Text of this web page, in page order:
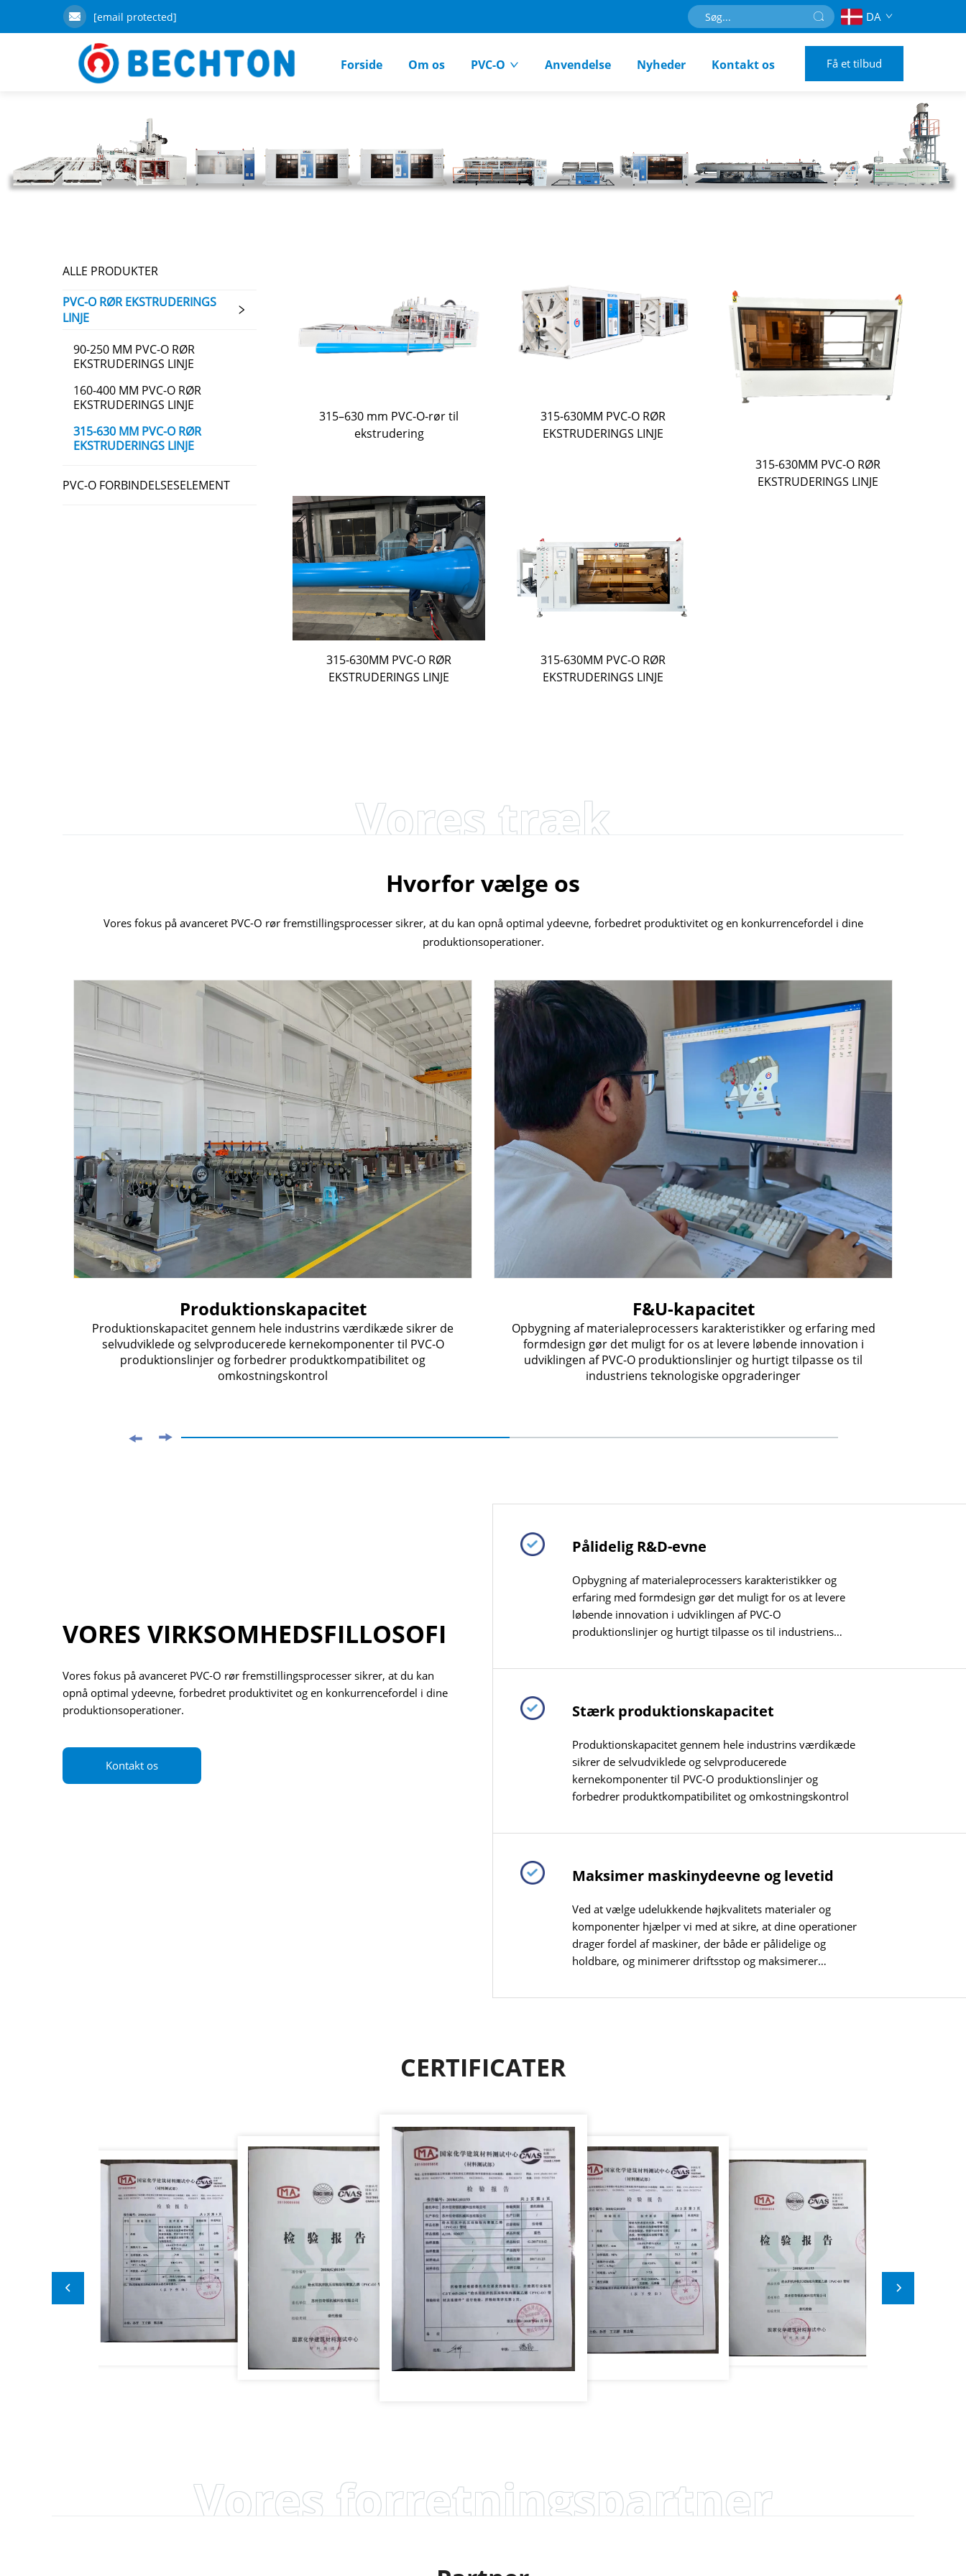
[email protected] DA
Forside Om os PVC-O Anvendelse Nyheder Kontakt os Få et tilbud
ALLE PRODUKTER
PVC-O RØR EKSTRUDERINGS
LINJE
90-250 MM PVC-O RØR
EKSTRUDERINGS LINJE
160-400 MM PVC-O RØR
EKSTRUDERINGS LINJE
315-630 MM PVC-O RØR
EKSTRUDERINGS LINJE
PVC-O FORBINDELSESELEMENT
315–630 mm PVC-O-rør til
ekstrudering
315-630MM PVC-O RØR
EKSTRUDERINGS LINJE
315-630MM PVC-O RØR
EKSTRUDERINGS LINJE
315-630MM PVC-O RØR
EKSTRUDERINGS LINJE
315-630MM PVC-O RØR
EKSTRUDERINGS LINJE
Vores træk
Hvorfor vælge os
Vores fokus på avanceret PVC-O rør fremstillingsprocesser sikrer, at du kan opnå optimal ydeevne, forbedret produktivitet og en konkurrencefordel i dine
produktionsoperationer.
Produktionskapacitet
Produktionskapacitet gennem hele industrins værdikæde sikrer de
selvudviklede og selvproducerede kernekomponenter til PVC-O
produktionslinjer og forbedrer produktkompatibilitet og
omkostningskontrol
F&U-kapacitet
Opbygning af materialeprocessers karakteristikker og erfaring med
formdesign gør det muligt for os at levere løbende innovation i
udviklingen af PVC-O produktionslinjer og hurtigt tilpasse os til
industriens teknologiske opgraderinger
VORES VIRKSOMHEDSFILLOSOFI
Vores fokus på avanceret PVC-O rør fremstillingsprocesser sikrer, at du kan
opnå optimal ydeevne, forbedret produktivitet og en konkurrencefordel i dine
produktionsoperationer.
Kontakt os
Pålidelig R&D-evne
Opbygning af materialeprocessers karakteristikker og
erfaring med formdesign gør det muligt for os at levere
løbende innovation i udviklingen af PVC-O
produktionslinjer og hurtigt tilpasse os til industriens
Stærk produktionskapacitet
Produktionskapacitet gennem hele industrins værdikæde
sikrer de selvudviklede og selvproducerede
kernekomponenter til PVC-O produktionslinjer og
forbedrer produktkompatibilitet og omkostningskontrol
Maksimer maskinydeevne og levetid
Ved at vælge udelukkende højkvalitets materialer og
komponenter hjælper vi med at sikre, at dine operationer
drager fordel af maskiner, der både er pålidelige og
holdbare, og minimerer driftsstop og maksimerer
CERTIFICATER
Vores forretningspartner